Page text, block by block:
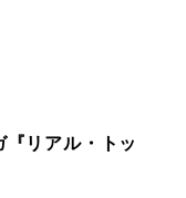
リアル・トッ